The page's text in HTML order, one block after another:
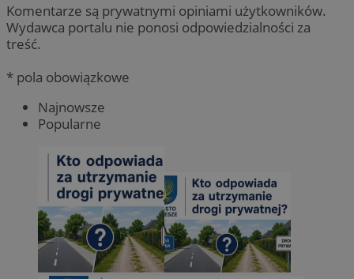
Komentarze są prywatnymi opiniami użytkowników.
Wydawca portalu nie ponosi odpowiedzialności za
treść.
* pola obowiązkowe
Najnowsze
Popularne